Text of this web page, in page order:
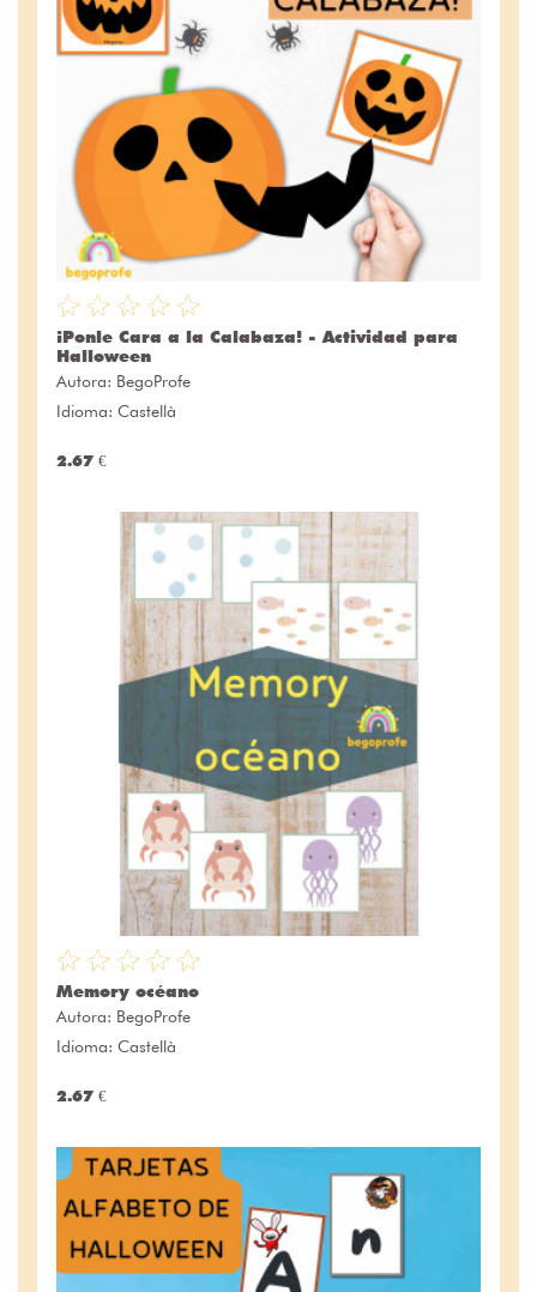
¡Ponle Cara a la Calabaza! - Actividad para
Halloween
Autora: BegoProfe
Idioma: Castellà
2.67 €
Memory océano
Autora: BegoProfe
Idioma: Castellà
2.67 €